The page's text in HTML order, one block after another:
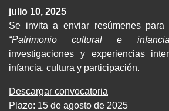
julio 10, 2025
Se invita a enviar resúmenes para
“Patrimonio cultural e
investigaciones y experiencias
infancia, cultura y participación.
Descargar convocatoria
Plazo: 15 de agosto de 2025